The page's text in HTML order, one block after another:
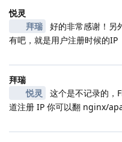
悦灵
拜瑞
好的非常感谢！另
有吧，就是用户注册时候的IP
拜瑞
悦灵
这个是不记录的，
道注册 IP 你可以翻 nginx/